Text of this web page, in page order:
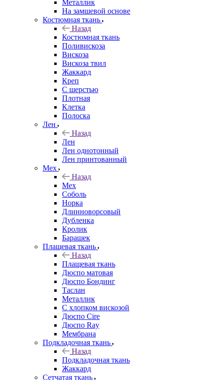
Металлик
На замшевой основе
Костюмная ткань
Назад
Костюмная ткань
Поливискоза
Вискоза
Вискоза твил
Жаккард
Креп
С шерстью
Плотная
Клетка
Полоска
Лен
Назад
Лен
Лен однотонный
Лен принтованный
Мех
Назад
Мех
Соболь
Норка
Длинноворсовый
Дубленка
Кролик
Барашек
Плащевая ткань
Назад
Плащевая ткань
Дюспо матовая
Дюспо Бондинг
Таслан
Металлик
С хлопком вискозой
Дюспо Cire
Дюспо Ray
Мембрана
Подкладочная ткань
Назад
Подкладочная ткань
Жаккард
Сетчатая ткань